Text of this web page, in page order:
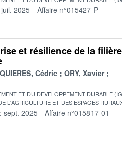
2025 Affaire n°015427-P
et résilience de la
Cédric
ORY, Xavier
ET DU DEVELOPPEMENT DURABLE
L'AGRICULTURE ET DES ESPACES
sept. 2025 Affaire n°015817-01